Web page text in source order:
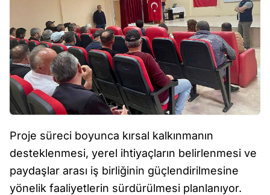
Proje süreci boyunca kırsal kalkınmanın
desteklenmesi, yerel ihtiyaçların belirlenmesi ve
paydaşlar arası iş birliğinin güçlendirilmesine
yönelik faaliyetlerin sürdürülmesi planlanıyor.